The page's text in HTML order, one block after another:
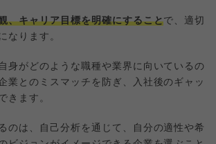
、キャリア目標を明確にすることで、適切
なります。
身がどのような職種や業界に向いているの
業とのミスマッチを防ぎ、入社後のギャッ
きます。
のは、自己分析を通じて、自分の適性や希